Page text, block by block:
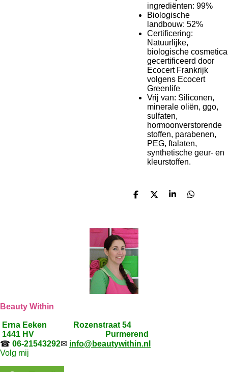
ingrediënten: 99%
Biologische
landbouw: 52%
Certificering:
Natuurlijke,
biologische cosmetica
gecertificeerd door
Ecocert Frankrijk
volgens Ecocert
Greenlife
Vrij van: Siliconen,
minerale oliën, ggo,
sulfaten,
hormoonverstorende
stoffen, parabenen,
PEG, ftalaten,
synthetische geur- en
kleurstoffen.
D
n
D
S
D
Beauty Within
Erna Eeken
Rozenstraat 54
1441 HV Purmerend
☎ 06-21543292✉ info@beautywithin.nl
Volg mij